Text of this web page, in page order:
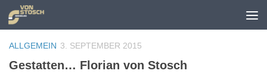
Zum Inhalt springen
ALLGEMEIN 3. SEPTEMBER 2015
Gestatten… Florian von Stosch